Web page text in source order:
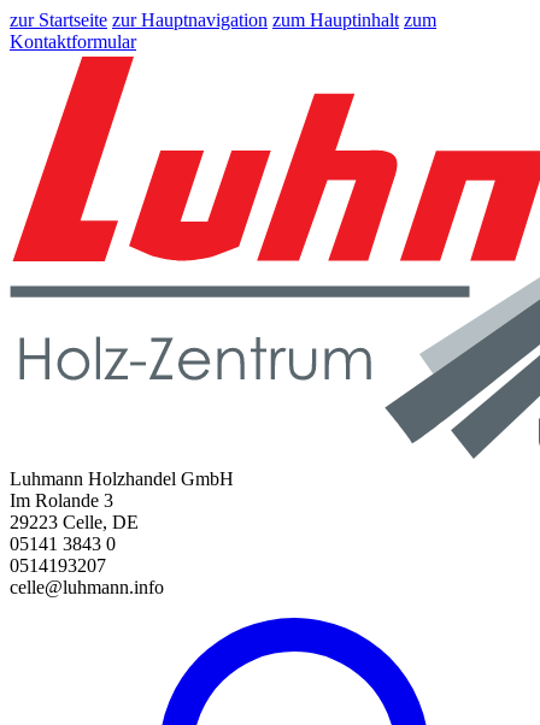
zur Startseite zur Hauptnavigation zum Hauptinhalt zum
Kontaktformular
Luhmann Holzhandel GmbH
Im Rolande 3
29223 Celle, DE
05141 3843 0
0514193207
celle@luhmann.info